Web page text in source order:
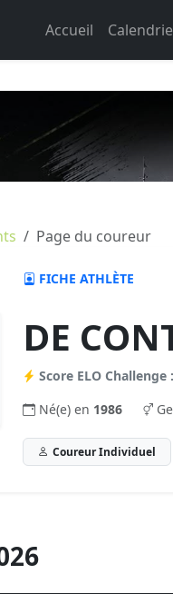
Accueil
Page du coureur
FICHE ATHLÈTE
DE
Score ELO
Né(e) en 1986
Coureur Individuel